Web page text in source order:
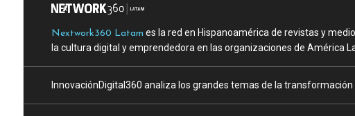
Nextwork360 Latam es la red en Hispanoamérica de revistas y
la cultura digital y emprendedora en las organizaciones de América
InnovaciónDigital360 analiza los grandes temas de la